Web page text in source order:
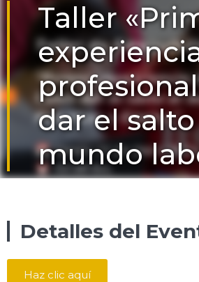
Taller
dar el
mundo
Detalles del
Haz clic aquí